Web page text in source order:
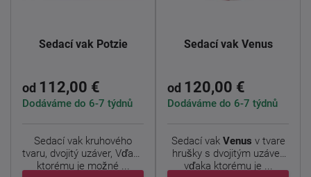
Sedací vak Potzie
od 112,00 €
Dodáváme do 6-7 týdnů
Sedací vak kruhového
tvaru, dvojitý uzáver, Vďaka
ktorému je možné ...
Sedací vak Venus
od 120,00 €
Dodáváme do 6-7 týdnů
Sedací vak Venus v tvare
hrušky s dvojitým uzáver,
vďaka ktorému je ...